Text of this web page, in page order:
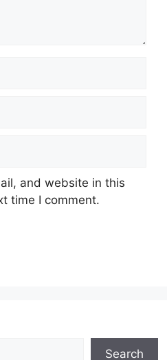
and website in this
time I comment.
Search